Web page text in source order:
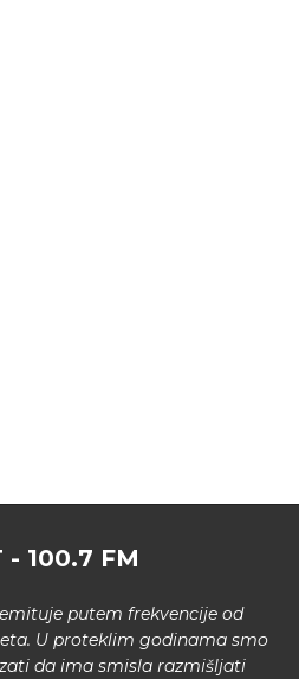
- 100.7 FM
putem frekvencije od
U proteklim godinama smo
da ima smisla razmišljati